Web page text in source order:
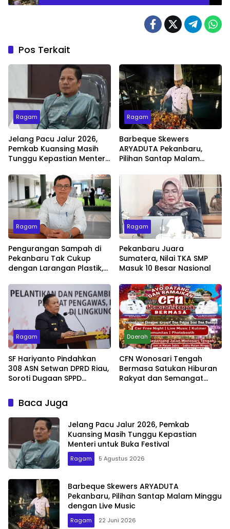
Pos Terkait
Ragam
Jelang Pacu Jalur 2026,
Pemkab Kuansing Masih
Tunggu Kepastian Menteri
Ragam
Barbeque Skewers
ARYADUTA Pekanbaru,
Pilihan Santap Malam
Ragam
Pengurangan Sampah di
Pekanbaru Tak Cukup
dengan Larangan Plastik,
Jadi Penentu
Ragam
Pekanbaru Juara
Sumatera, Nilai TKA SMP
Masuk 10 Besar Nasional
Ragam
SF Hariyanto Pindahkan
308 ASN Setwan DPRD Riau,
Soroti Dugaan SPPD
Daerah
CFN Wonosari Tengah
Bermasa Satukan Hiburan
Rakyat dan Semangat
Baca Juga
Jelang Pacu Jalur 2026, Pemkab
Kuansing Masih Tunggu Kepastian
Menteri untuk Buka Festival
Ragam 5 Agustus 2026
Barbeque Skewers ARYADUTA
Pekanbaru, Pilihan Santap Malam Minggu
dengan Live Music
Ragam 22 Juni 2026